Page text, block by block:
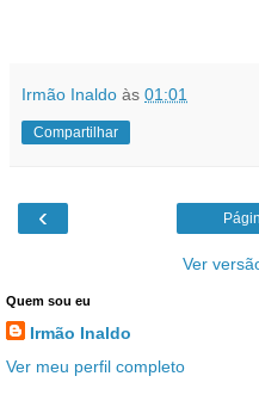
Irmão Inaldo às 01:01
Compartilhar
‹
Ver
Quem sou eu
Irmão Inaldo
Ver meu perfil completo